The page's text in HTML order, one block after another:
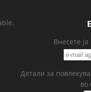
Внесете
Детали за
во